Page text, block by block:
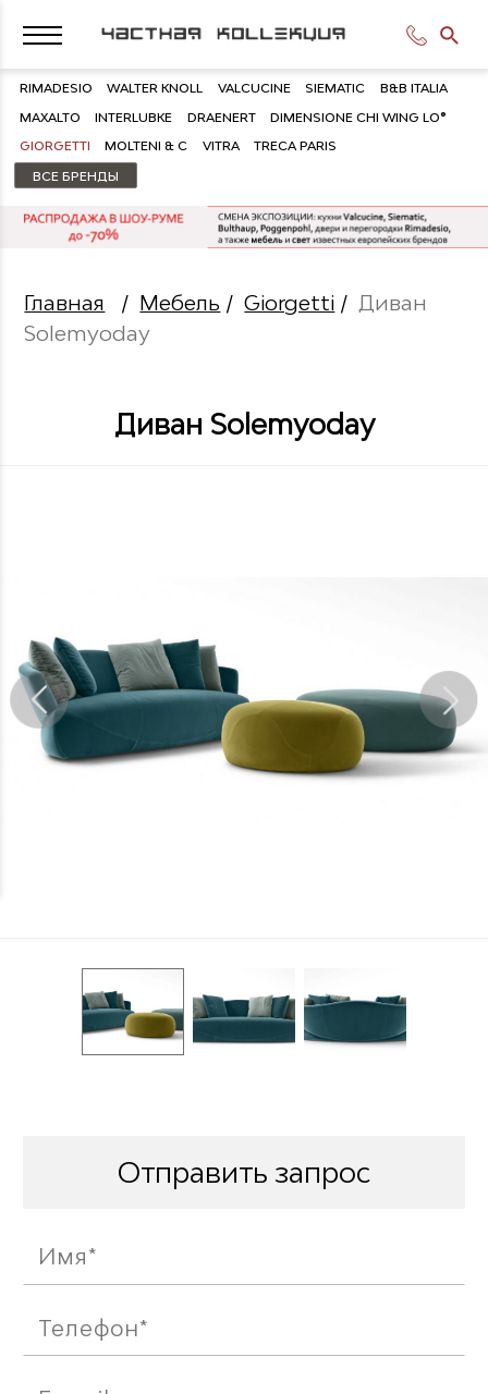
RIMADESIO WALTER KNOLL VALCUCINE SIEMATIC B&B ITALIA
MAXALTO INTERLUBKE DRAENERT DIMENSIONE CHI WING LO®
GIORGETTI MOLTENI & C VITRA TRECA PARIS
ВСЕ БРЕНДЫ
Главная / Мебель /Giorgetti / Диван
Solemyoday
Диван Solemyoday
Отправить запрос